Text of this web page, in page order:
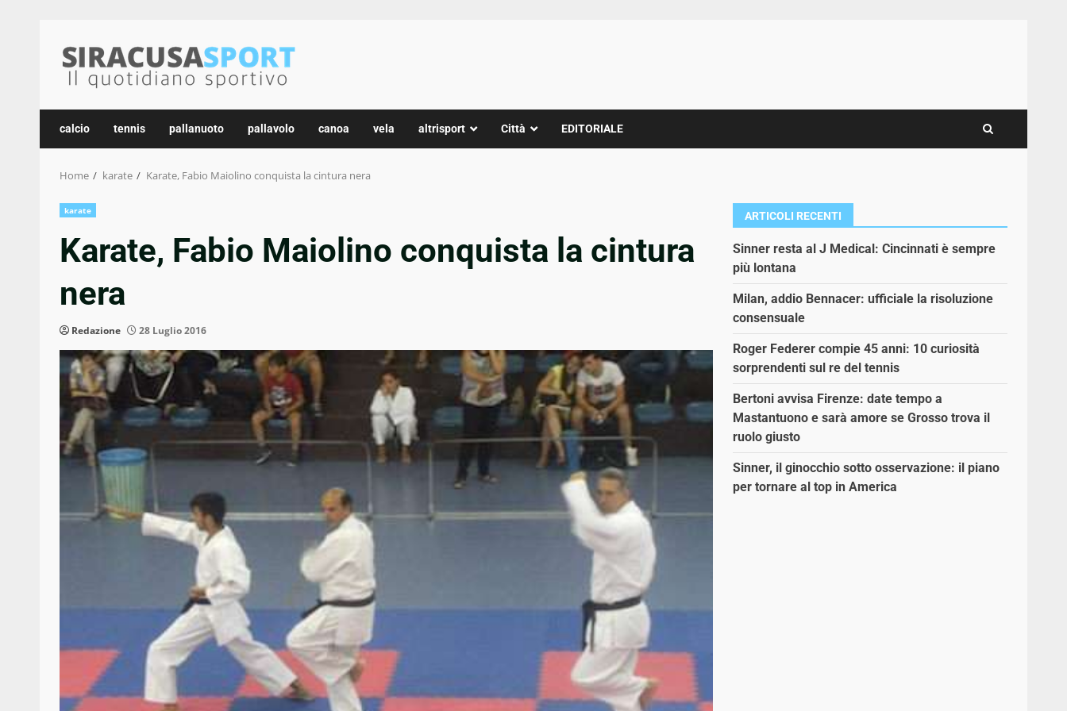
content
calcio tennis pallanuoto pallavolo canoa vela altrisport Città EDITORIALE
Home karate Karate, Fabio Maiolino conquista la cintura nera
karate
Karate, Fabio Maiolino conquista la cintura
nera
Redazione 28 Luglio 2016
ARTICOLI RECENTI
Sinner resta al J Medical: Cincinnati è sempre
più lontana
Milan, addio Bennacer: ufficiale la risoluzione
consensuale
Roger Federer compie 45 anni: 10 curiosità
sorprendenti sul re del tennis
Bertoni avvisa Firenze: date tempo a
Mastantuono e sarà amore se Grosso trova il
ruolo giusto
Sinner, il ginocchio sotto osservazione: il piano
per tornare al top in America